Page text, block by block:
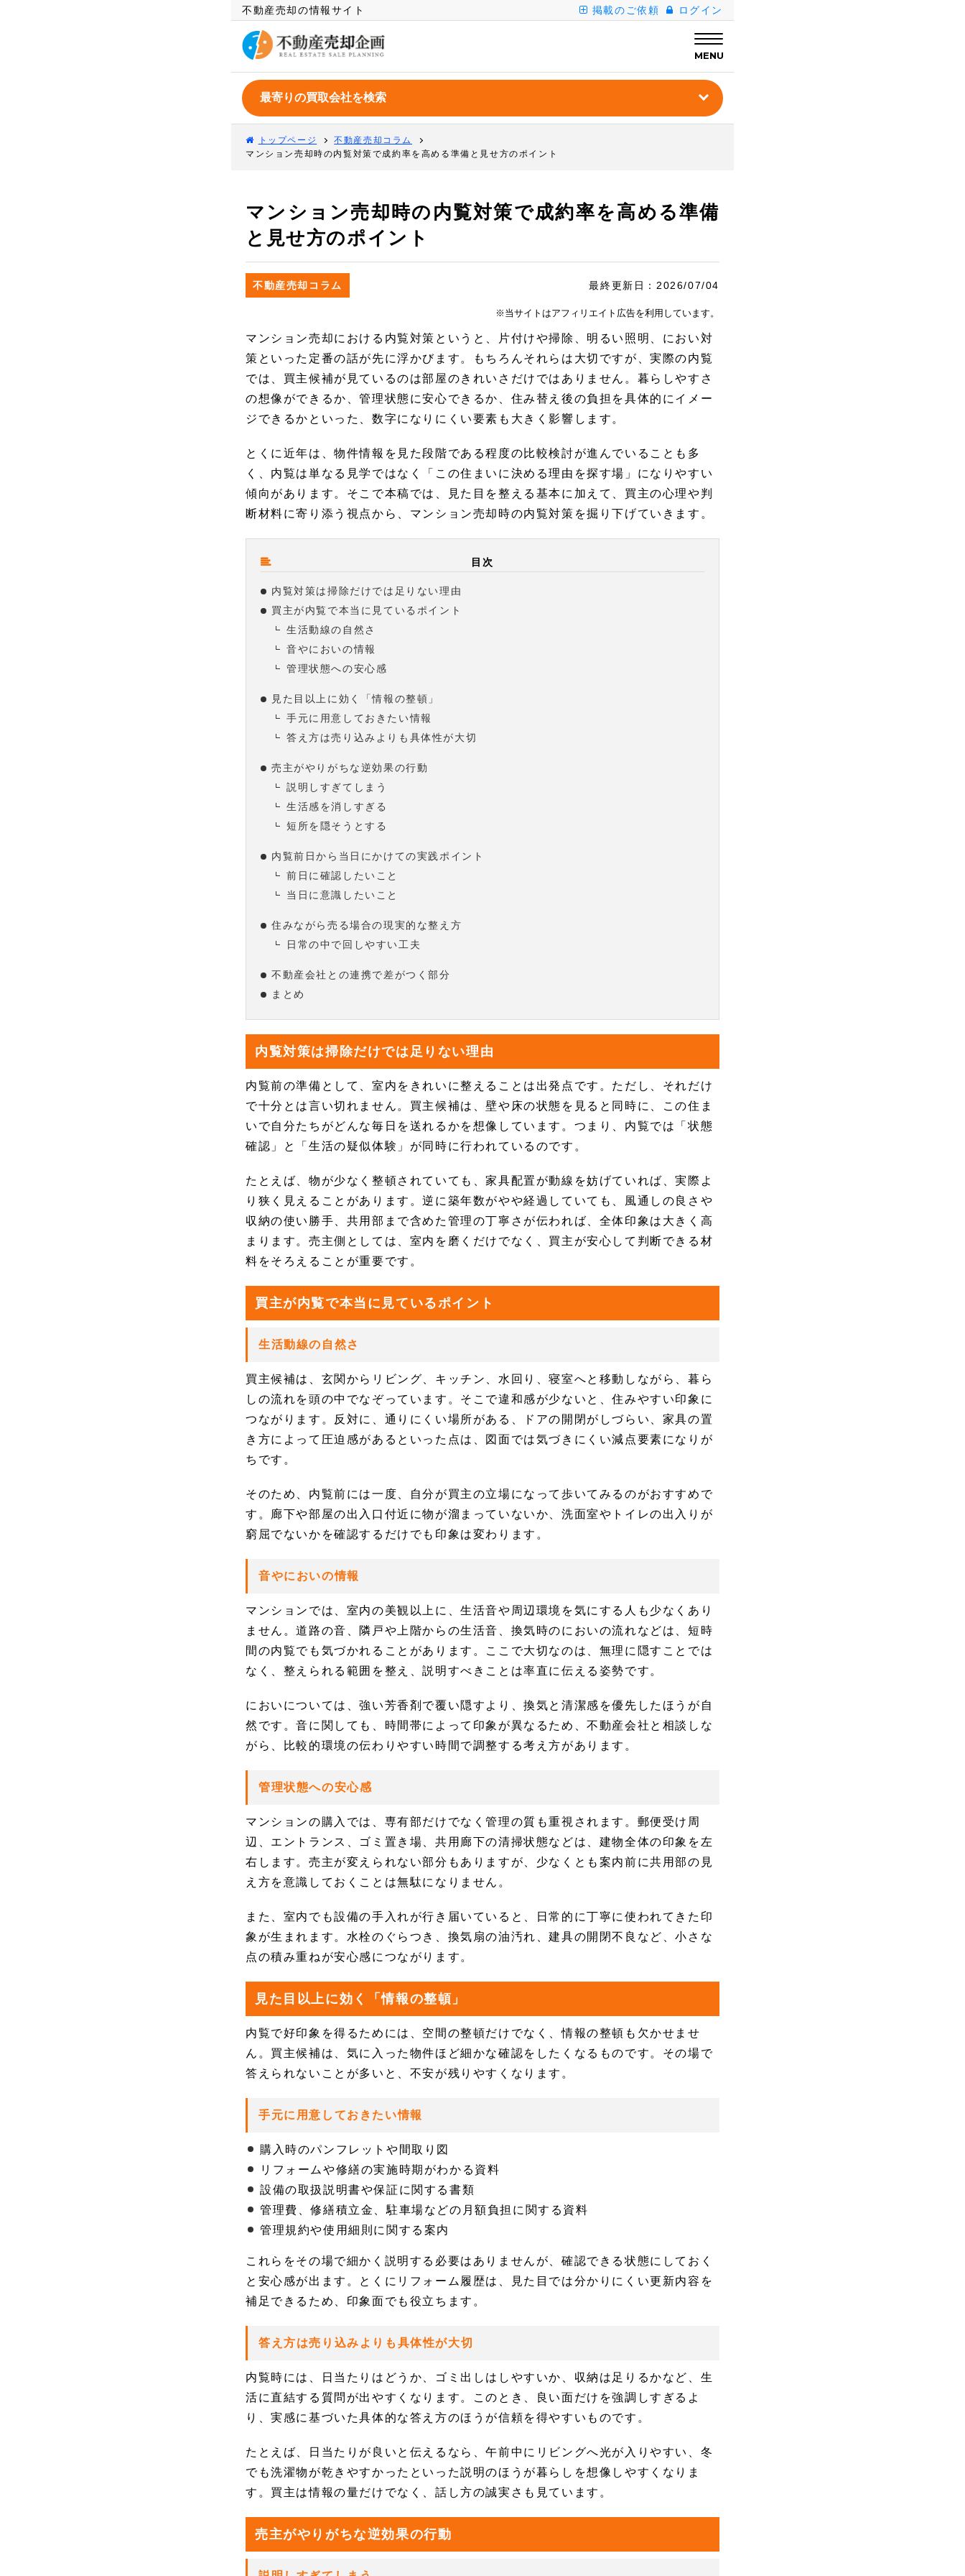
不動産売却の情報サイト 掲載のご依頼 ログイン
MENU
トップページ
不動産売却コラム
マンション売却時の内覧対策で成約率を高める準備と見せ方のポイント
マンション売却時の内覧対策で成約率を高める準備
と見せ方のポイント
不動産売却コラム 最終更新日： 2026/07/04
※当サイトはアフィリエイト広告を利用しています。
マンション売却における内覧対策というと、片付けや掃除、明るい照明、におい対
策といった定番の話が先に浮かびます。もちろんそれらは大切ですが、実際の内覧
では、買主候補が見ているのは部屋のきれいさだけではありません。暮らしやすさ
の想像ができるか、管理状態に安心できるか、住み替え後の負担を具体的にイメー
ジできるかといった、数字になりにくい要素も大きく影響します。
とくに近年は、物件情報を見た段階である程度の比較検討が進んでいることも多
く、内覧は単なる見学ではなく「この住まいに決める理由を探す場」になりやすい
傾向があります。そこで本稿では、見た目を整える基本に加えて、買主の心理や判
断材料に寄り添う視点から、マンション売却時の内覧対策を掘り下げていきます。
目次
内覧対策は掃除だけでは足りない理由
買主が内覧で本当に見ているポイント
生活動線の自然さ
音やにおいの情報
管理状態への安心感
見た目以上に効く「情報の整頓」
手元に用意しておきたい情報
答え方は売り込みよりも具体性が大切
売主がやりがちな逆効果の行動
説明しすぎてしまう
生活感を消しすぎる
短所を隠そうとする
内覧前日から当日にかけての実践ポイント
前日に確認したいこと
当日に意識したいこと
住みながら売る場合の現実的な整え方
日常の中で回しやすい工夫
不動産会社との連携で差がつく部分
まとめ
内覧対策は掃除だけでは足りない理由
内覧前の準備として、室内をきれいに整えることは出発点です。ただし、それだけ
で十分とは言い切れません。買主候補は、壁や床の状態を見ると同時に、この住ま
いで自分たちがどんな毎日を送れるかを想像しています。つまり、内覧では「状態
確認」と「生活の疑似体験」が同時に行われているのです。
たとえば、物が少なく整頓されていても、家具配置が動線を妨げていれば、実際よ
り狭く見えることがあります。逆に築年数がやや経過していても、風通しの良さや
収納の使い勝手、共用部まで含めた管理の丁寧さが伝われば、全体印象は大きく高
まります。売主側としては、室内を磨くだけでなく、買主が安心して判断できる材
料をそろえることが重要です。
買主が内覧で本当に見ているポイント
生活動線の自然さ
買主候補は、玄関からリビング、キッチン、水回り、寝室へと移動しながら、暮ら
しの流れを頭の中でなぞっています。そこで違和感が少ないと、住みやすい印象に
つながります。反対に、通りにくい場所がある、ドアの開閉がしづらい、家具の置
き方によって圧迫感があるといった点は、図面では気づきにくい減点要素になりが
ちです。
そのため、内覧前には一度、自分が買主の立場になって歩いてみるのがおすすめで
す。廊下や部屋の出入口付近に物が溜まっていないか、洗面室やトイレの出入りが
窮屈でないかを確認するだけでも印象は変わります。
音やにおいの情報
マンションでは、室内の美観以上に、生活音や周辺環境を気にする人も少なくあり
ません。道路の音、隣戸や上階からの生活音、換気時のにおいの流れなどは、短時
間の内覧でも気づかれることがあります。ここで大切なのは、無理に隠すことでは
なく、整えられる範囲を整え、説明すべきことは率直に伝える姿勢です。
においについては、強い芳香剤で覆い隠すより、換気と清潔感を優先したほうが自
然です。音に関しても、時間帯によって印象が異なるため、不動産会社と相談しな
がら、比較的環境の伝わりやすい時間で調整する考え方があります。
管理状態への安心感
マンションの購入では、専有部だけでなく管理の質も重視されます。郵便受け周
辺、エントランス、ゴミ置き場、共用廊下の清掃状態などは、建物全体の印象を左
右します。売主が変えられない部分もありますが、少なくとも案内前に共用部の見
え方を意識しておくことは無駄になりません。
また、室内でも設備の手入れが行き届いていると、日常的に丁寧に使われてきた印
象が生まれます。水栓のぐらつき、換気扇の油汚れ、建具の開閉不良など、小さな
点の積み重ねが安心感につながります。
見た目以上に効く「情報の整頓」
内覧で好印象を得るためには、空間の整頓だけでなく、情報の整頓も欠かせませ
ん。買主候補は、気に入った物件ほど細かな確認をしたくなるものです。その場で
答えられないことが多いと、不安が残りやすくなります。
手元に用意しておきたい情報
購入時のパンフレットや間取り図
リフォームや修繕の実施時期がわかる資料
設備の取扱説明書や保証に関する書類
管理費、修繕積立金、駐車場などの月額負担に関する資料
管理規約や使用細則に関する案内
これらをその場で細かく説明する必要はありませんが、確認できる状態にしておく
と安心感が出ます。とくにリフォーム履歴は、見た目では分かりにくい更新内容を
補足できるため、印象面でも役立ちます。
答え方は売り込みよりも具体性が大切
内覧時には、日当たりはどうか、ゴミ出しはしやすいか、収納は足りるかなど、生
活に直結する質問が出やすくなります。このとき、良い面だけを強調しすぎるよ
り、実感に基づいた具体的な答え方のほうが信頼を得やすいものです。
たとえば、日当たりが良いと伝えるなら、午前中にリビングへ光が入りやすい、冬
でも洗濯物が乾きやすかったといった説明のほうが暮らしを想像しやすくなりま
す。買主は情報の量だけでなく、話し方の誠実さも見ています。
売主がやりがちな逆効果の行動